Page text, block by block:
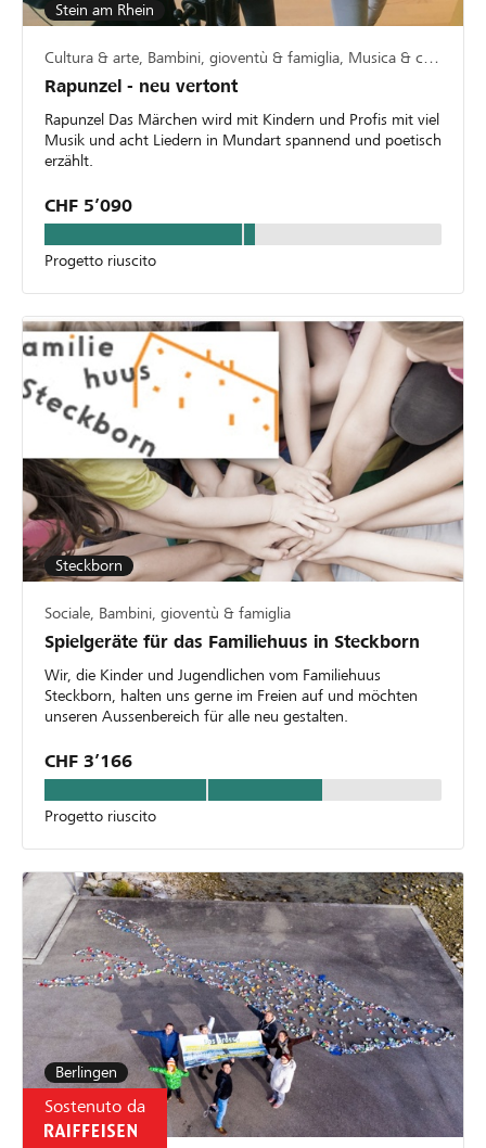
Stein am Rhein
Cultura & arte, Bambini, gioventù & famiglia, Musica & canto
Rapunzel - neu vertont
Rapunzel Das Märchen wird mit Kindern und Profis mit viel
Musik und acht Liedern in Mundart spannend und poetisch
erzählt.
CHF 5’090
Progetto riuscito
Steckborn
Sociale, Bambini, gioventù & famiglia
Spielgeräte für das Familiehuus in Steckborn
Wir, die Kinder und Jugendlichen vom Familiehuus
Steckborn, halten uns gerne im Freien auf und möchten
unseren Aussenbereich für alle neu gestalten.
CHF 3’166
Progetto riuscito
Berlingen
Sostenuto da